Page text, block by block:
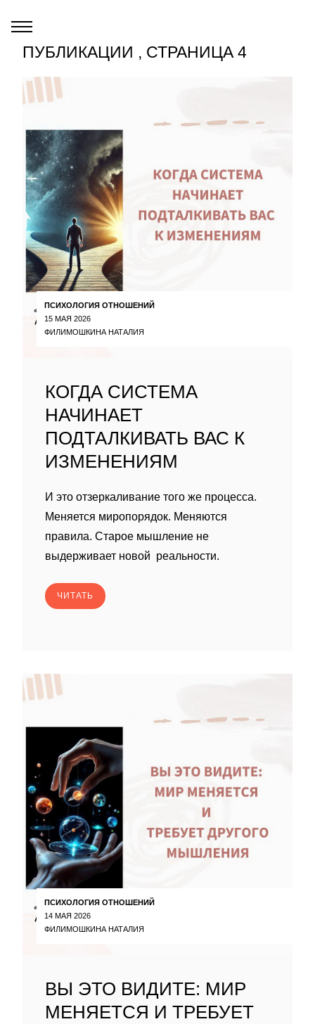
ПУБЛИКАЦИИ , СТРАНИЦА 4
ПСИХОЛОГИЯ ОТНОШЕНИЙ
15 МАЯ 2026
ФИЛИМОШКИНА НАТАЛИЯ
КОГДА СИСТЕМА
НАЧИНАЕТ
ПОДТАЛКИВАТЬ ВАС К
ИЗМЕНЕНИЯМ
И это отзеркаливание того же процесса.
Меняется миропорядок. Меняются
правила. Старое мышление не
выдерживает новой реальности.
ЧИТАТЬ
ПСИХОЛОГИЯ ОТНОШЕНИЙ
14 МАЯ 2026
ФИЛИМОШКИНА НАТАЛИЯ
ВЫ ЭТО ВИДИТЕ: МИР
МЕНЯЕТСЯ И ТРЕБУЕТ